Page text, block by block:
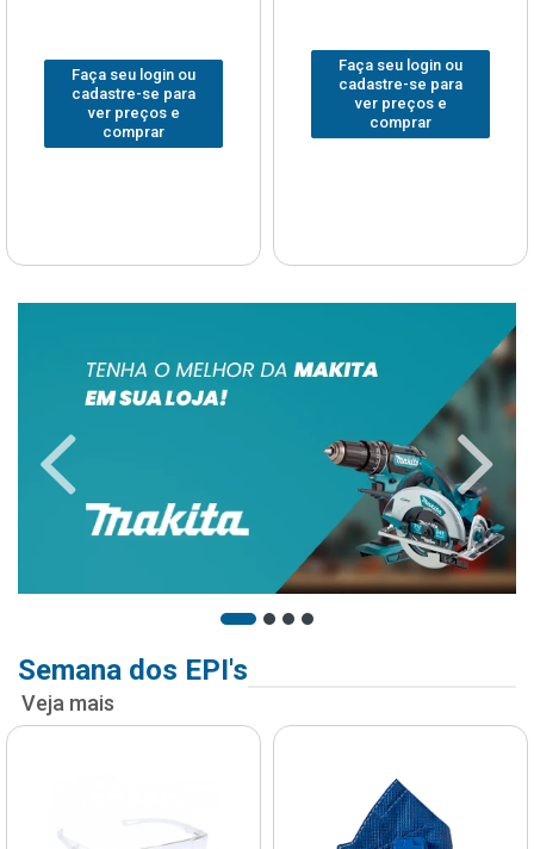
Faça seu login ou
cadastre-se para
ver preços e
comprar
Faça seu login ou
cadastre-se para
ver preços e
comprar
Semana dos EPI's
Veja mais